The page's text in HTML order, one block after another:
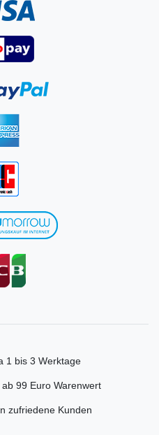
1 bis 3 Werktage
99 Euro Warenwert
zufriedene Kunden